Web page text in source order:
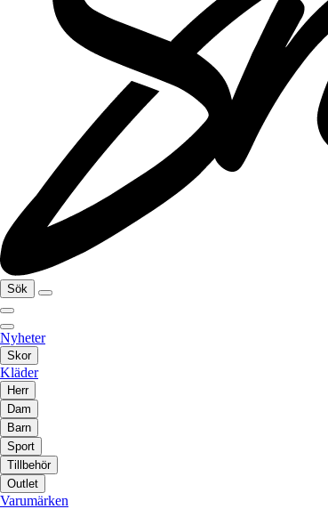
Sök
Nyheter
Skor
Kläder
Herr
Dam
Barn
Sport
Tillbehör
Outlet
Varumärken